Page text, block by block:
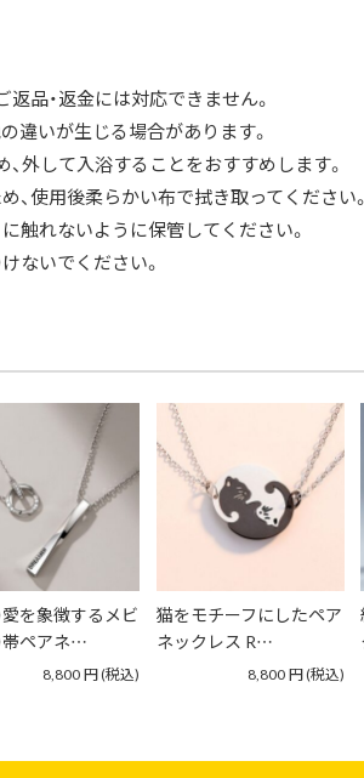
品・返金には対応できません。
違いが生じる場合があります。
外して入浴することをおすすめします。
、使用後柔らかい布で拭き取ってください。
触れないように保管してください。
ないでください。
を象徴するメビ
帯ペアネ…
8,800円(税込)
猫をモチーフにしたペア
ネックレス R…
8,800円(税込)